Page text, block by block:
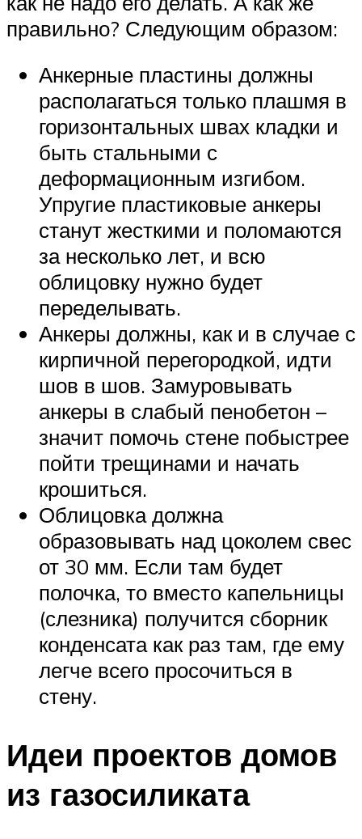
правильно? Следующим образом:
Анкерные пластины должны
располагаться только плашмя в
горизонтальных швах кладки и
быть стальными с
деформационным изгибом.
Упругие пластиковые анкеры
станут жесткими и поломаются
за несколько лет, и всю
облицовку нужно будет
переделывать.
Анкеры должны, как и в случае с
кирпичной перегородкой, идти
шов в шов. Замуровывать
анкеры в слабый пенобетон –
значит помочь стене побыстрее
пойти трещинами и начать
крошиться.
Облицовка должна
образовывать над цоколем свес
от 30 мм. Если там будет
полочка, то вместо капельницы
(слезника) получится сборник
конденсата как раз там, где ему
легче всего просочиться в
стену.
Идеи проектов домов
из газосиликата